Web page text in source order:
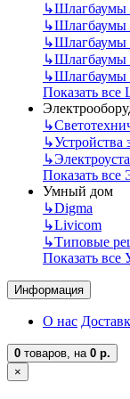
↳Шлагбаумы
↳Шлагбаумы
↳Шлагбаумы
↳Шлагбаумы
↳Шлагбаумы
Показать все
↳
↳Устройства
↳
Показать все
Умный дом
↳Digma
↳Livicom
↳Типовые
Показать
Информация
О нас
0 товаров, на 0 р.
×